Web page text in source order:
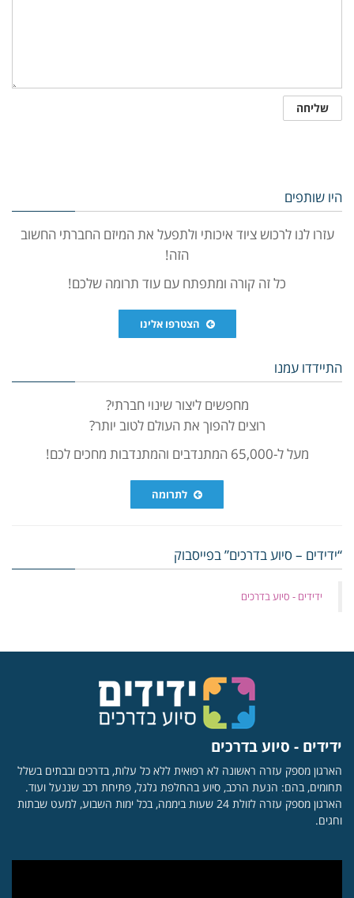
היו שותפים
עזרו לנו לרכוש ציוד איכותי ולתפעל את המיזם החברתי החשוב
הזה!
כל זה קורה ומתפתח עם עוד תרומה שלכם!
הצטרפו אלינו
התיידדו עמנו
מחפשים ליצור שינוי חברתי?
רוצים להפוך את העולם לטוב יותר?
מעל ל-65,000 המתנדבים והמתנדבות מחכים לכם!
לתרומה
“ידידים – סיוע בדרכים” בפייסבוק
‏ידידים - סיוע בדרכים
ידידים - סיוע בדרכים
הארגון מספק עזרה ראשונה לא רפואית ללא כל עלות, בדרכים ובבתים בשלל
תחומים, בהם: הנעת הרכב, סיוע בהחלפת גלגל, פתיחת רכב שננעל ועוד.
הארגון מספק עזרה לזולת 24 שעות ביממה, בכל ימות השבוע, למעט שבתות
וחגים.